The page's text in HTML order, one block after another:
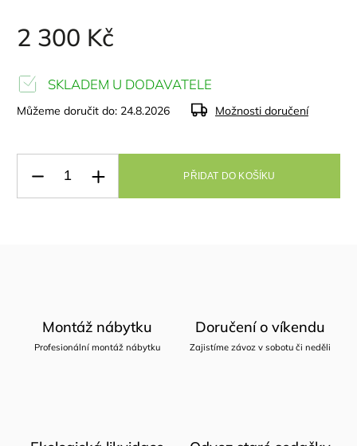
2 300 Kč
SKLADEM U DODAVATELE
Můžeme doručit do: 24.8.2026 Možnosti doručení
PŘIDAT DO KOŠÍKU
Montáž nábytku
Profesionální montáž nábytku
Doručení o víkendu
Zajistíme závoz v sobotu či neděli